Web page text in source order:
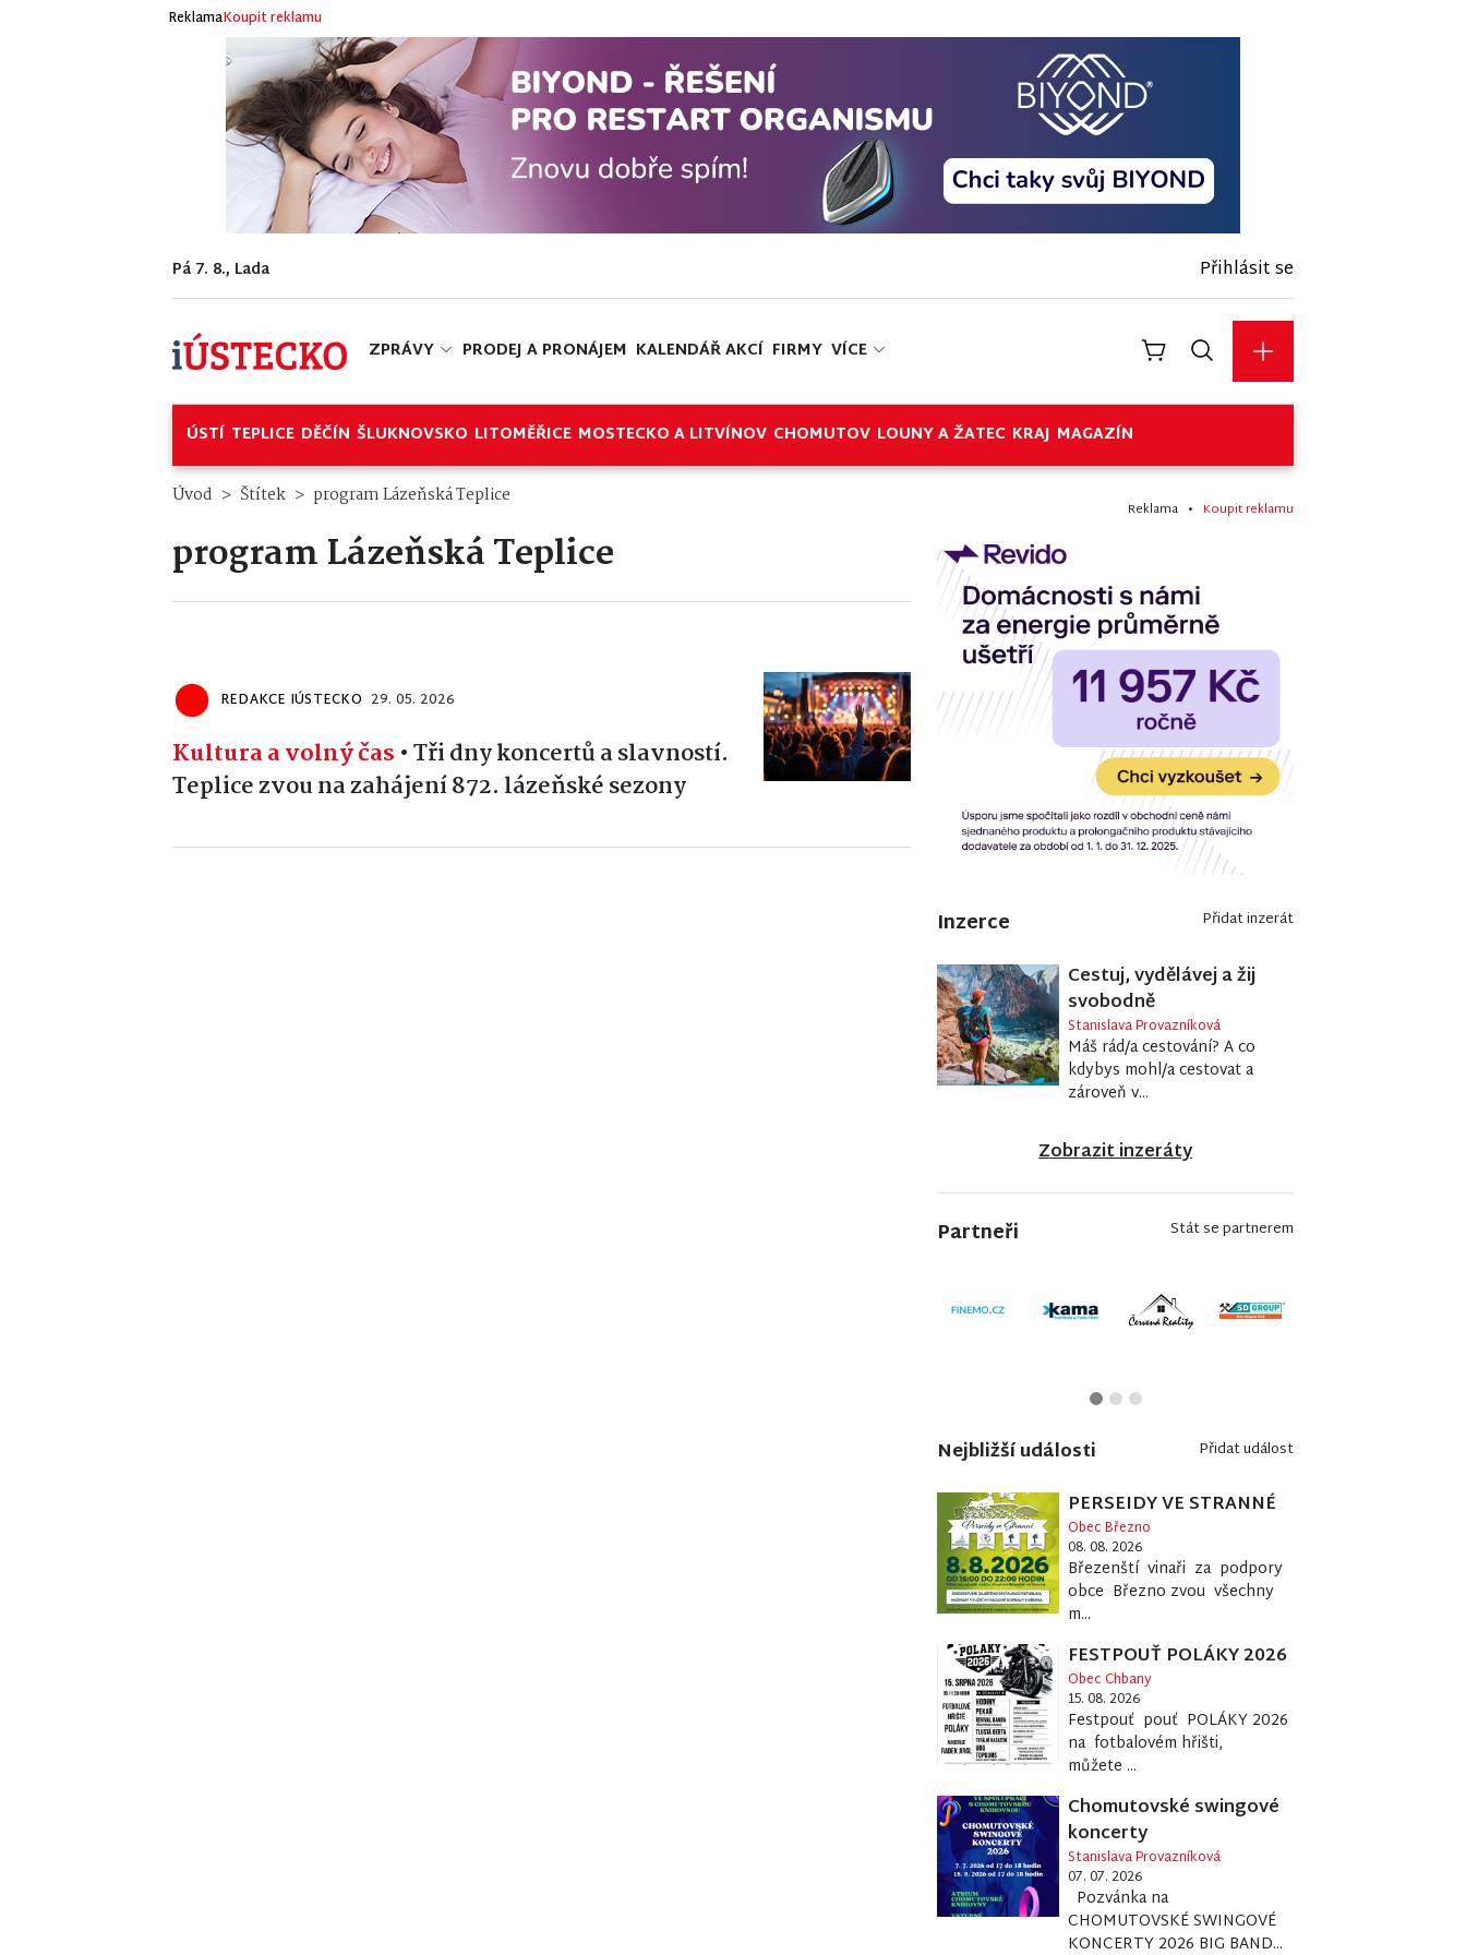
ReklamaKoupit reklamu
Pá 7. 8., Lada Přihlásit se
ZPRÁVY PRODEJ A PRONÁJEM KALENDÁŘ AKCÍ FIRMY VÍCE
ÚSTÍ TEPLICE DĚČÍN ŠLUKNOVSKO LITOMĚŘICE MOSTECKO A LITVÍNOV CHOMUTOV LOUNY A ŽATEC KRAJ MAGAZÍN
Úvod Štítek program Lázeňská Teplice
program Lázeňská Teplice
REDAKCE IÚSTECKO 29. 05. 2026
Kultura a volný čas •Tři dny koncertů a slavností.
Teplice zvou na zahájení 872. lázeňské sezony
Reklama • Koupit reklamu
Inzerce Přidat inzerát
Cestuj, vydělávej a žij
svobodně
Stanislava Provazníková
Máš rád/a cestování? A co
kdybys mohl/a cestovat a
zároveň v...
Zobrazit inzeráty
Partneři Stát se partnerem
Nejbližší události Přidat událost
PERSEIDY VE STRANNÉ
Obec Březno
08. 08. 2026
Březenští vinaři za podpory
obce Březno zvou všechny
m...
FESTPOUŤ POLÁKY 2026
Obec Chbany
15. 08. 2026
Festpouť pouť POLÁKY 2026
na fotbalovém hřišti,
můžete ...
Chomutovské swingové
koncerty
Stanislava Provazníková
07. 07. 2026
Pozvánka na
CHOMUTOVSKÉ SWINGOVÉ
KONCERTY 2026 BIG BAND...